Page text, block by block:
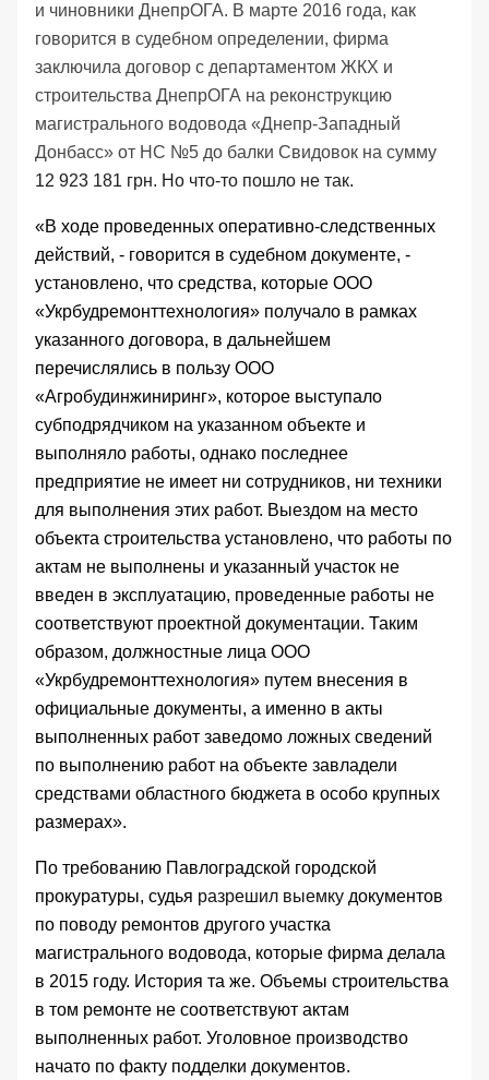
и чиновники ДнепрОГА. В марте 2016 года, как
говорится в судебном определении, фирма
заключила договор с департаментом ЖКХ и
строительства ДнепрОГА на реконструкцию
магистрального водовода «Днепр-Западный
Донбасс» от НС №5 до балки Свидовок на сумму
12 923 181 грн. Но что-то пошло не так.
«В ходе проведенных оперативно-следственных
действий, - говорится в судебном документе, -
установлено, что средства, которые ООО
«Укрбудремонттехнология» получало в рамках
указанного договора, в дальнейшем
перечислялись в пользу ООО
«Агробудинжиниринг», которое выступало
субподрядчиком на указанном объекте и
выполняло работы, однако последнее
предприятие не имеет ни сотрудников, ни техники
для выполнения этих работ. Выездом на место
объекта строительства установлено, что работы по
актам не выполнены и указанный участок не
введен в эксплуатацию, проведенные работы не
соответствуют проектной документации. Таким
образом, должностные лица ООО
«Укрбудремонттехнология» путем внесения в
официальные документы, а именно в акты
выполненных работ заведомо ложных сведений
по выполнению работ на объекте завладели
средствами областного бюджета в особо крупных
размерах».
По требованию Павлоградской городской
прокуратуры, судья разрешил выемку документов
по поводу ремонтов другого участка
магистрального водовода, которые фирма делала
в 2015 году. История та же. Объемы строительства
в том ремонте не соответствуют актам
выполненных работ. Уголовное производство
начато по факту подделки документов.